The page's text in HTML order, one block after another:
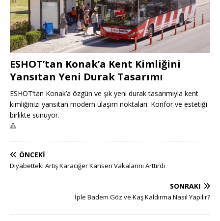
ESHOT’tan Konak’a Kent Kimliğini
Yansıtan Yeni Durak Tasarımı
ESHOT’tan Konak’a özgün ve şık yeni durak tasarımıyla kent
kimliğinizi yansıtan modern ulaşım noktaları. Konfor ve estetiği
birlikte sunuyor.
🔺
ÖNCEKI
Diyabetteki Artış Karaciğer Kanseri Vakalarını Arttırdı
SONRAKI
İple Badem Göz ve Kaş Kaldırma Nasıl Yapılır?